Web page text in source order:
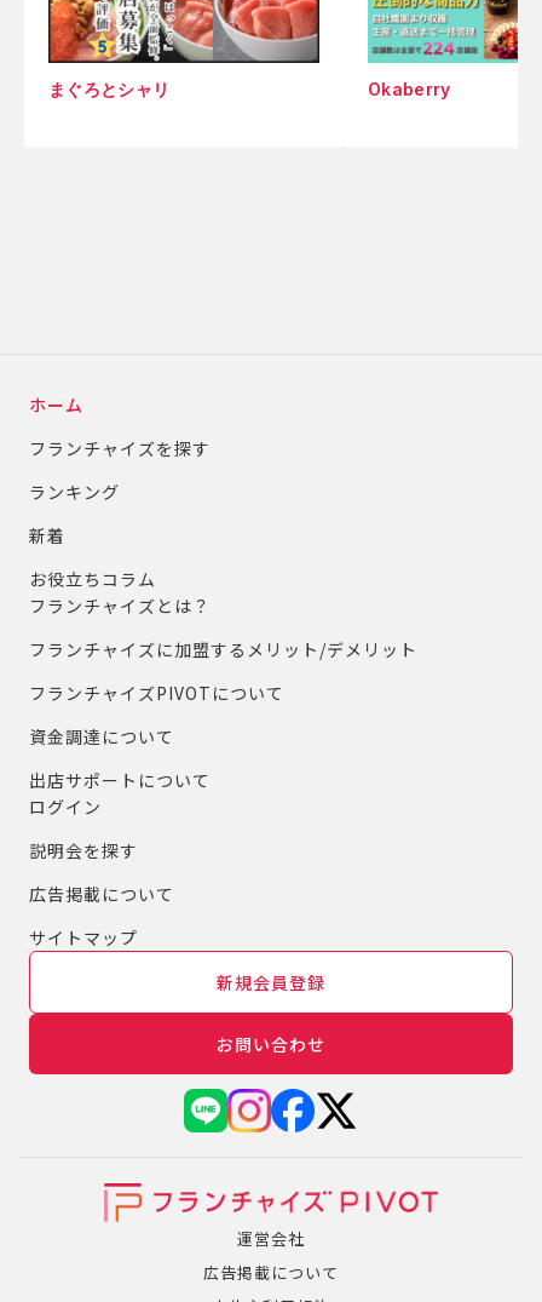
まぐろとシャリ Okaberry
ホーム
フランチャイズを探す
ランキング
新着
お役立ちコラム
フランチャイズとは？
フランチャイズに加盟するメリット/デメリット
フランチャイズPIVOTについて
資金調達について
出店サポートについて
ログイン
説明会を探す
広告掲載について
サイトマップ
新規会員登録
お問い合わせ
運営会社
広告掲載について